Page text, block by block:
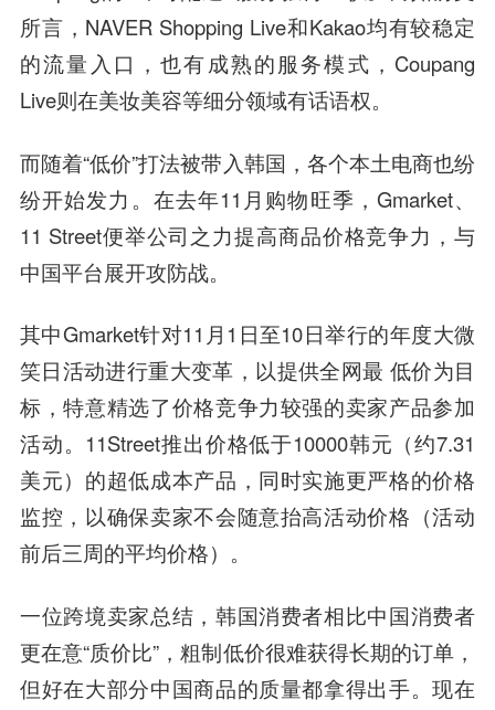
所言，NAVER Shopping Live和Kakao均有较稳定
的流量入口，也有成熟的服务模式，Coupang
Live则在美妆美容等细分领域有话语权。
而随着“低价”打法被带入韩国，各个本土电商也纷
纷开始发力。在去年11月购物旺季，Gmarket、
11 Street便举公司之力提高商品价格竞争力，与
中国平台展开攻防战。
其中Gmarket针对11月1日至10日举行的年度大微
笑日活动进行重大变革，以提供全网最 低价为目
标，特意精选了价格竞争力较强的卖家产品参加
活动。11Street推出价格低于10000韩元（约7.31
美元）的超低成本产品，同时实施更严格的价格
监控，以确保卖家不会随意抬高活动价格（活动
前后三周的平均价格）。
一位跨境卖家总结，韩国消费者相比中国消费者
更在意“质价比”，粗制低价很难获得长期的订单，
但好在大部分中国商品的质量都拿得出手。现在